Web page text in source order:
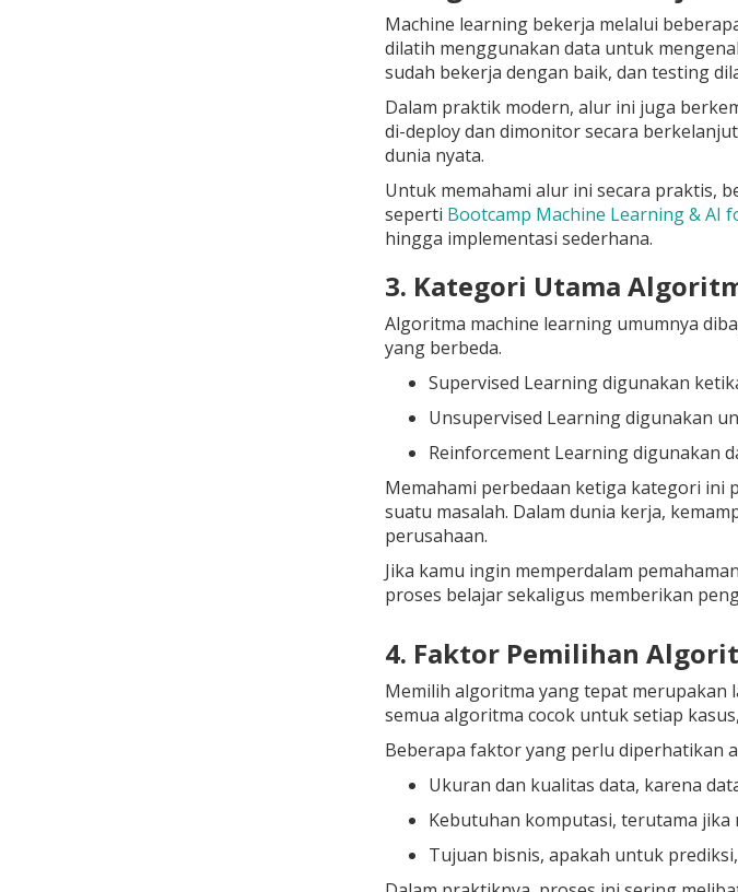
Machine learning bekerja melalui
dilatih menggunakan data untuk
sudah bekerja dengan baik, dan testing
Dalam praktik modern, alur ini juga
di-deploy dan dimonitor secara
dunia nyata.
Untuk memahami alur ini secara praktis,
seperti Bootcamp Machine Learning & AI
hingga implementasi sederhana.
3. Kategori Utama
Algoritma machine learning umumnya
yang berbeda.
Supervised Learning digunakan
Unsupervised Learning digunakan
Reinforcement Learning digunakan
Memahami perbedaan ketiga kategori ini
suatu masalah. Dalam dunia kerja,
perusahaan.
Jika kamu ingin memperdalam
proses belajar sekaligus memberikan
4. Faktor Pemilihan
Memilih algoritma yang tepat merupakan
semua algoritma cocok untuk setiap
Beberapa faktor yang perlu diperhatikan
Ukuran dan kualitas data, karena
Kebutuhan komputasi, terutama
Tujuan bisnis, apakah untuk